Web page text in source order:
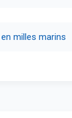
milles marins